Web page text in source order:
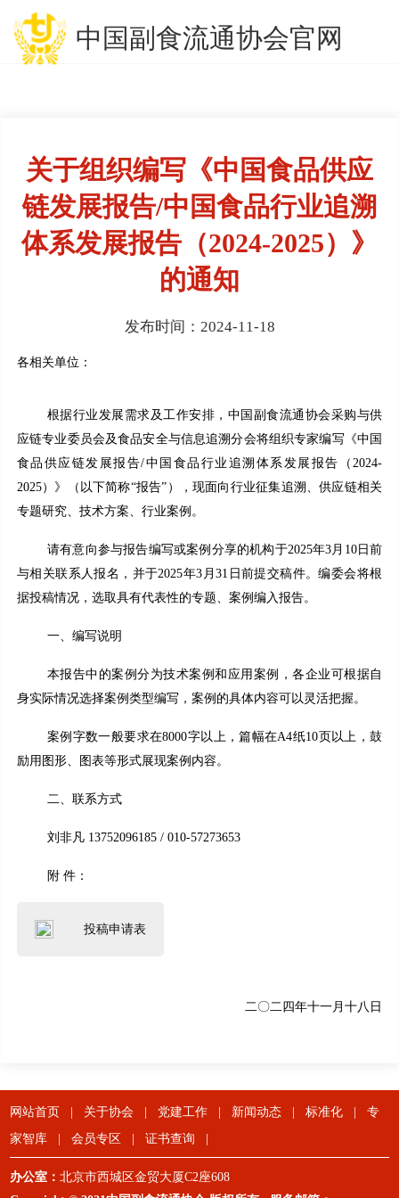
中国副食流通协会官网
关于组织编写《中国食品供应
链发展报告/中国食品行业追溯
体系发展报告（2024-2025）》
的通知
发布时间：2024-11-18
各相关单位 ：
根据行业发展需求及工作安排，中国副食流通协会采购与供
应链专业委员会及食品安全与信息追溯分会将组织专家编写《中国
食品供应链发展报告/中国食品行业追溯体系发展报告（2024-
2025）》（以下简称“报告”），现面向行业征集追溯、供应链相关
专题研究、技术方案、行业案例。
请有意向参与报告编写或案例分享的机构于2025年3月10日前
与相关联系人报名，并于2025年3月31日前提交稿件。编委会将根
据投稿情况，选取具有代表性的专题、案例编入报告。
一、编写说明
本报告中的案例分为技术案例和应用案例，各企业可根据自
身实际情况选择案例类型编写，案例的具体内容可以灵活把握。
案例字数一般要求在8000字以上，篇幅在A4纸10页以上，鼓
励用图形、图表等形式展现案例内容。
二、联系方式
刘非凡 13752096185 / 010-57273653
附 件：
投稿申请表
二〇二四年十一月十八日
网站首页 关于协会 党建工作 新闻动态 标准化
专
家智库
会员专区 证书查询
办公室：北京市西城区金贸大厦C2座608